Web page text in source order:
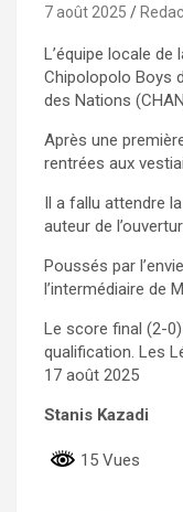
7 août 2025
L’équipe locale
Chipolopolo Boys
des Nations
Après une
rentrées aux
Il a fallu attendre
auteur de
Poussés par
l’intermédiaire de
Le score final (2-
qualification. Les
17 août 2025
Stanis Kazadi
15 Vues